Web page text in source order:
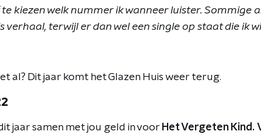
kiezen welk nummer ik wanneer luister. Sommige
verhaal, terwijl er dan wel een single op staat die ik
al? Dit jaar komt het Glazen Huis weer terug.
jaar samen met jou geld in voor Het Vergeten Kind.